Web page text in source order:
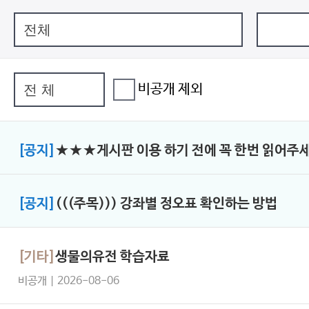
비공개 제외
[공지] ★★★게시판 이용 하기 전에 꼭 한번 읽어
[공지] (((주목))) 강좌별 정오표 확인하는 방법
[기타] 생물의유전 학습자료
비공개 | 2026-08-06